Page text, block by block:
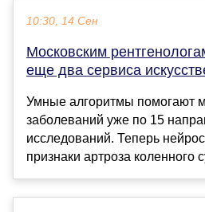
10:30, 14 Сен
Московским
еще два сервиса
Умные алгоритмы помогают
заболеваний уже по 15
исследований. Теперь
признаки артроза коленного